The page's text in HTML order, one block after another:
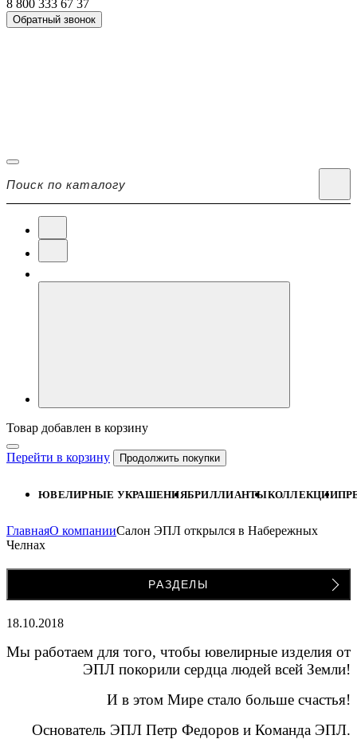
8 800 333 67 37
Обратный звонок
Товар добавлен в корзину
Перейти в корзину Продолжить покупки
ЮВЕЛИРНЫЕ УКРАШЕНИЯБРИЛЛИАНТЫКОЛЛЕКЦИИ
ГлавнаяО компанииСалон ЭПЛ открылся в Набережных
Челнах
РАЗДЕЛЫ
18.10.2018
Мы работаем для того, чтобы ювелирные изделия от
ЭПЛ покорили сердца людей всей Земли!
И в этом Мире стало больше счастья!
Основатель ЭПЛ Петр Федоров и Команда ЭПЛ.